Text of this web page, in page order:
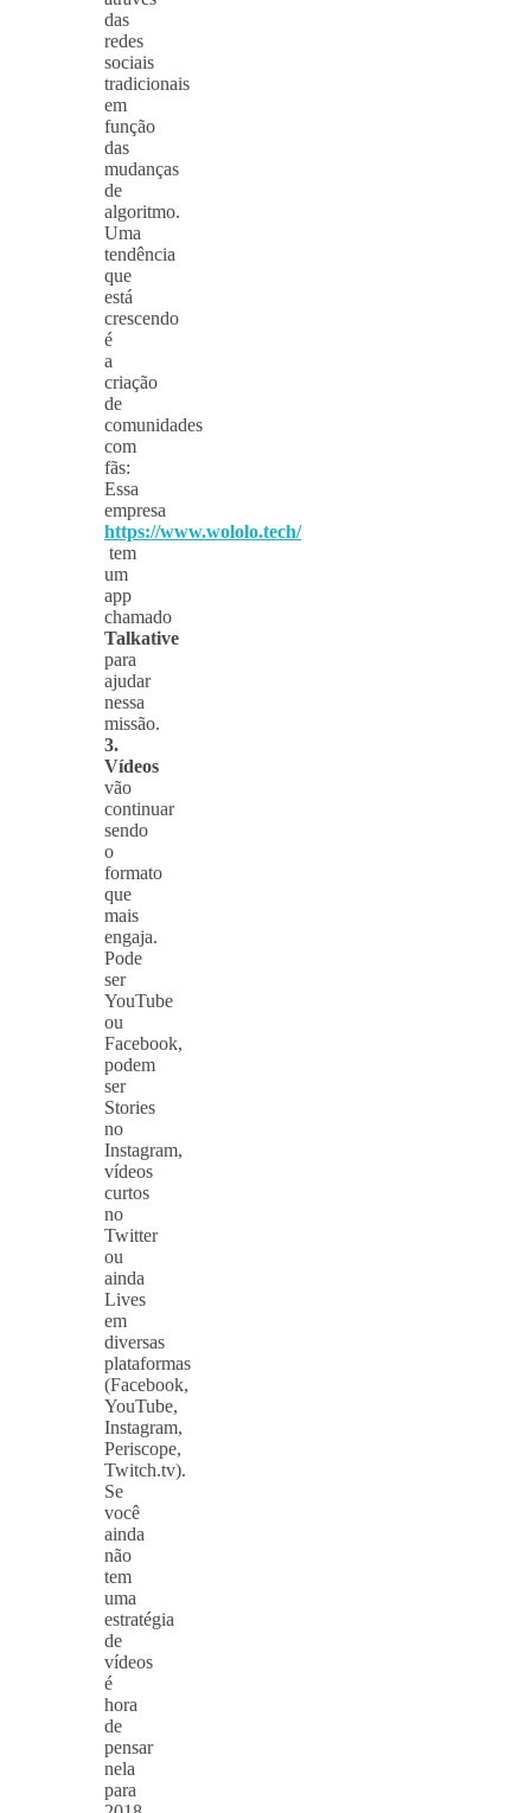
das
redes
sociais
tradicionais
em
função
das
mudanças
de
algoritmo.
Uma
tendência
que
está
crescendo
é
a
criação
de
comunidades
com
fãs:
Essa
empresa
https://www.wololo.tech/
tem
um
app
chamado
Talkative
para
ajudar
nessa
missão.
3.
Vídeos
vão
continuar
sendo
o
formato
que
mais
engaja.
Pode
ser
YouTube
ou
Facebook,
podem
ser
Stories
no
Instagram,
vídeos
curtos
no
Twitter
ou
ainda
Lives
em
diversas
plataformas
(Facebook,
YouTube,
Instagram,
Periscope,
Twitch.tv).
Se
você
ainda
não
tem
uma
estratégia
de
vídeos
é
hora
de
pensar
nela
para